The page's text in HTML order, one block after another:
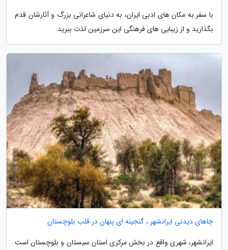
با سفر به مکان های ادبی ایران، به دنیای شاعرانی بزرگ و آثارشان قدم
بگذارید و از زیبایی های فرهنگی این سرزمین لذت ببرید.
جاهای دیدنی ایرانشهر ، گنجینه ای پنهان در قلب بلوچستان
ایرانشهر، شهری واقع در بخش مرکزی استان سیستان و بلوچستان است